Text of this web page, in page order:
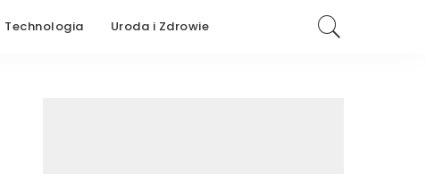
Technologia Uroda i Zdrowie